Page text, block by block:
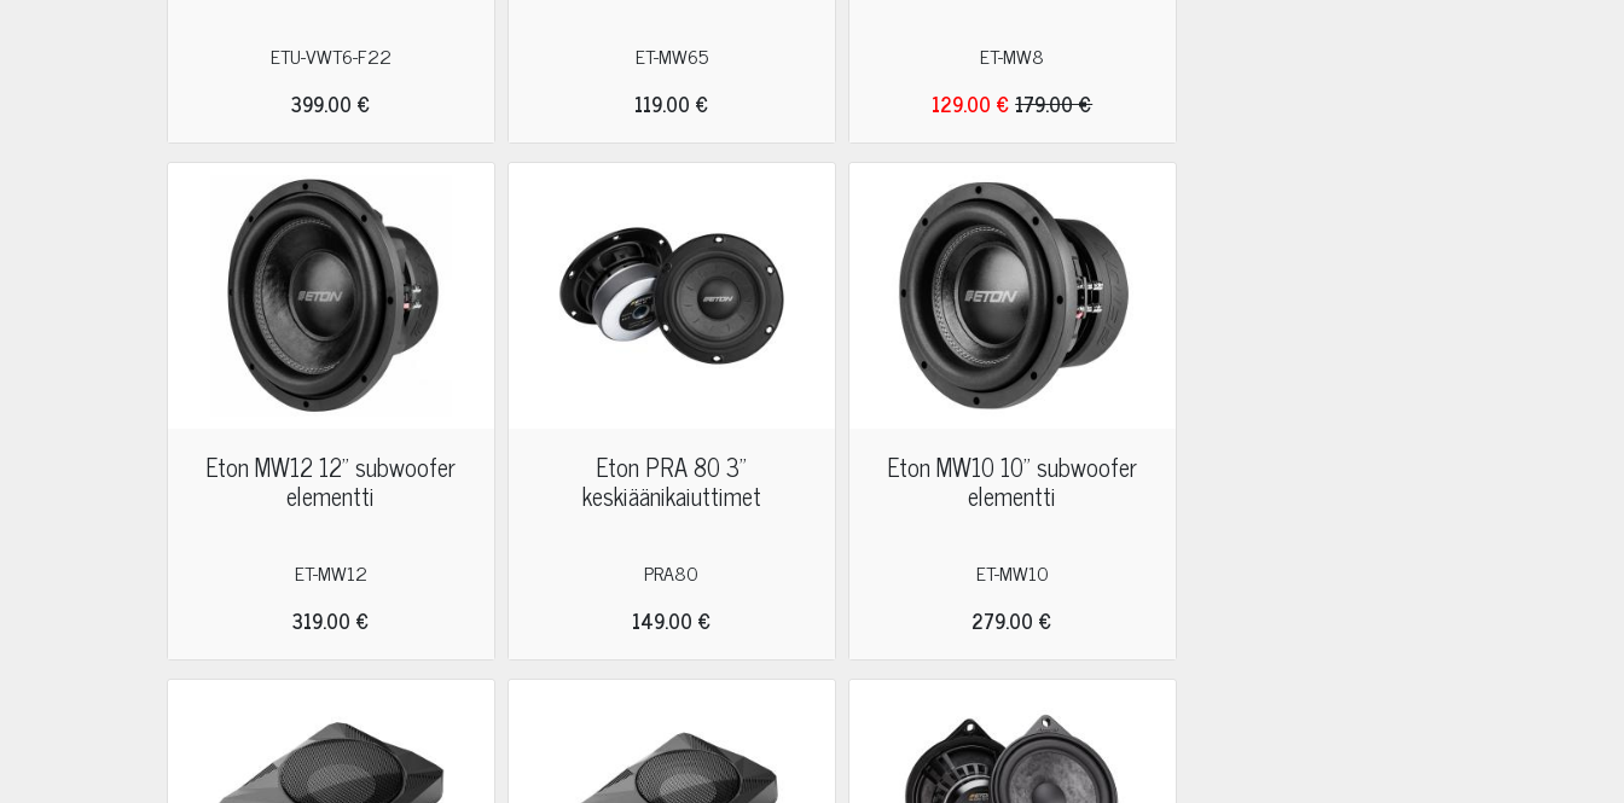
ETU-VWT6-F22
399.00 €
ET-MW65
119.00 €
ET-MW8
129.00 €179.00 €
Eton MW12 12" subwoofer
elementti
ET-MW12
319.00 €
Eton PRA 80 3"
keskiäänikaiuttimet
PRA80
149.00 €
Eton MW10 10" subwoofer
elementti
ET-MW10
279.00 €